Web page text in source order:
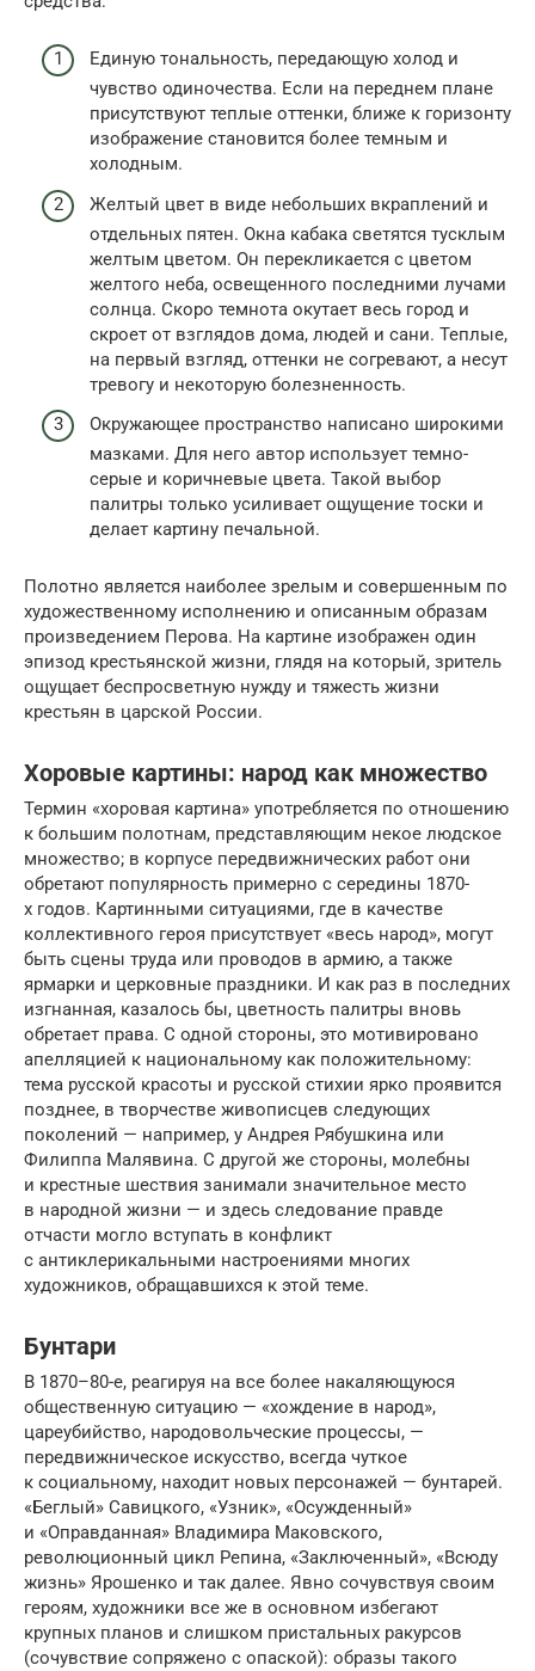
Единую тональность, передающую холод и
чувство одиночества. Если на переднем плане
присутствуют теплые оттенки, ближе к горизонту
изображение становится более темным и
холодным.
Желтый цвет в виде небольших вкраплений и
отдельных пятен. Окна кабака светятся тусклым
желтым цветом. Он перекликается с цветом
желтого неба, освещенного последними лучами
солнца. Скоро темнота окутает весь город и
скроет от взглядов дома, людей и сани. Теплые,
на первый взгляд, оттенки не согревают, а несут
тревогу и некоторую болезненность.
Окружающее пространство написано широкими
мазками. Для него автор использует темно-
серые и коричневые цвета. Такой выбор
палитры только усиливает ощущение тоски и
делает картину печальной.
Полотно является наиболее зрелым и совершенным по
художественному исполнению и описанным образам
произведением Перова. На картине изображен один
эпизод крестьянской жизни, глядя на который, зритель
ощущает беспросветную нужду и тяжесть жизни
крестьян в царской России.
Хоровые картины: народ как множество
Термин «хоровая картина» употребляется по отношению
к большим полотнам, представляющим некое людское
множество; в корпусе передвижнических работ они
обретают популярность примерно с середины 1870-
х годов. Картин­ными ситуациями, где в качестве
коллективного героя присутствует «весь народ», могут
быть сцены труда или проводов в армию, а также
ярмарки и церковные праздники. И как раз в последних
изгнанная, казалось бы, цветность палитры вновь
обретает права. С одной стороны, это мотивировано
апелляцией к национальному как положительному:
тема русской красоты и русской стихии ярко проявится
позднее, в творчестве живописцев следую­щих
поколений — например, у Андрея Рябушкина или
Филиппа Малявина. С другой же стороны, молебны
и крестные шествия занимали значительное место
в народной жизни — и здесь следование правде
отчасти могло вступать в конфликт
с антиклерикальными настроениями многих
художников, обра­щавшихся к этой теме.
Бунтари
В 1870–80-е, реагируя на все более накаляющуюся
общественную ситуацию — «хождение в народ»,
цареубийство, народовольческие процессы, —
передвиж­ническое искусство, всегда чуткое
к социальному, находит новых персона­жей — бунтарей.
«Беглый» Савицкого, «Узник», «Осужденный»
и «Оправдан­ная» Владимира Маковского,
революционный цикл Репина, «Заключенный», «Всюду
жизнь» Ярошенко и так далее. Явно сочувствуя своим
героям, худож­ники все же в основном избегают
крупных планов и слишком пристальных ракурсов
(сочувствие сопряжено с опаской): образы такого